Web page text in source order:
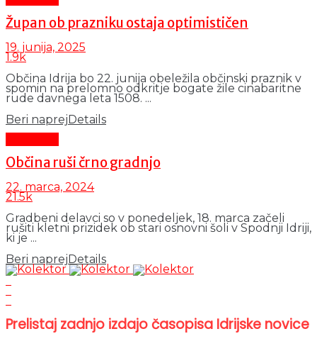
Župan ob prazniku ostaja optimističen
19. junija, 2025
1.9k
Občina Idrija bo 22. junija obeležila občinski praznik v
spomin na prelomno odkritje bogate žile cinabaritne
rude davnega leta 1508. ...
Beri naprejDetails
Občina ruši črno gradnjo
22. marca, 2024
21.5k
Gradbeni delavci so v ponedeljek, 18. marca začeli
rušiti kletni prizidek ob stari osnovni šoli v Spodnji Idriji,
ki je ...
Beri naprej Details
Prelistaj zadnjo izdajo časopisa Idrijske novice